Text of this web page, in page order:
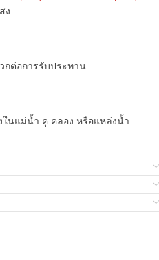
ง
กต่อการรับประทาน
นแม่น้ำ คู คลอง หรือแหล่งน้ำ